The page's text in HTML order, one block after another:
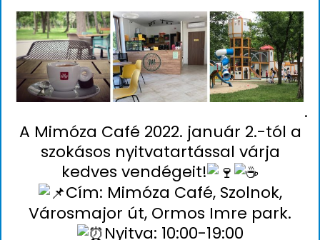
.
A Mimóza Café 2022. január 2.-tól a
szokásos nyitvatartással várja
kedves vendégeit!
Cím: Mimóza Café, Szolnok,
Városmajor út, Ormos Imre park.
Nyitva: 10:00-19:00